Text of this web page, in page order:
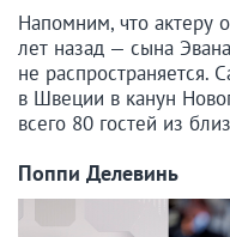
Напомним, что актеру
лет назад — сына
не распространяется.
в Швеции в канун
всего 80 гостей из
Поппи Делевинь